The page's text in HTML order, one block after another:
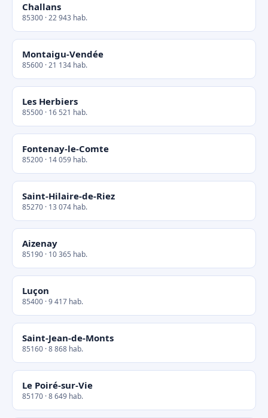
Challans
85300 · 22 943 hab.
Montaigu-Vendée
85600 · 21 134 hab.
Les Herbiers
85500 · 16 521 hab.
Fontenay-le-Comte
85200 · 14 059 hab.
Saint-Hilaire-de-Riez
85270 · 13 074 hab.
Aizenay
85190 · 10 365 hab.
Luçon
85400 · 9 417 hab.
Saint-Jean-de-Monts
85160 · 8 868 hab.
Le Poiré-sur-Vie
85170 · 8 649 hab.